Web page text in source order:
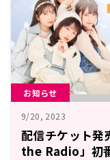
お知らせ
9/20, 2023
配信チケット
the Radio」初